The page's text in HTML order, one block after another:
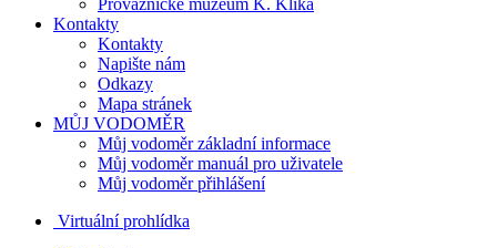
Provaznické muzeum K. Klika
Kontakty
Kontakty
Napište nám
Odkazy
Mapa stránek
MŮJ VODOMĚR
Můj vodoměr základní informace
Můj vodoměr manuál pro uživatele
Můj vodoměr přihlášení
Virtuální prohlídka